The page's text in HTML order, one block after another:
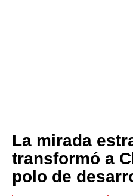
La mirada
transformó a
polo de